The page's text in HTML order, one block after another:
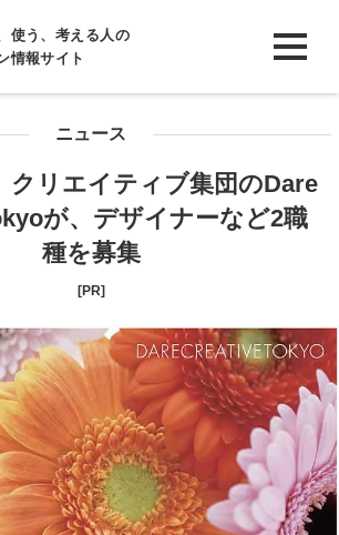
使う、考える人の
情報サイト
ニュース
クリエイティブ集団のDare
が、デザイナーなど2職
種を募集
[PR]